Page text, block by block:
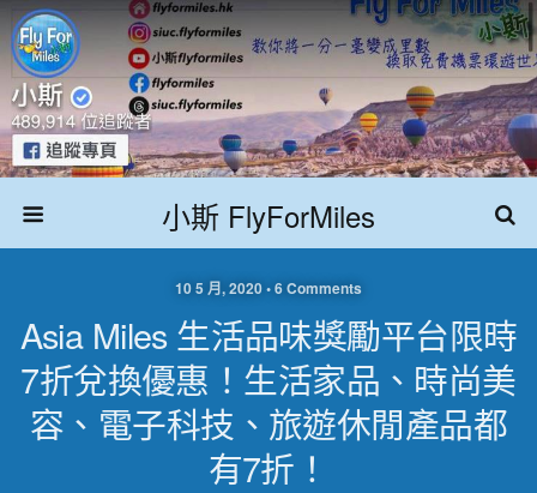
小斯 FlyForMiles
10 5 月, 2020 • 6 Comments
Asia Miles 生活品味獎勵平台限時
7折兌換優惠！生活家品、時尚美
容、電子科技、旅遊休閒產品都
有7折！